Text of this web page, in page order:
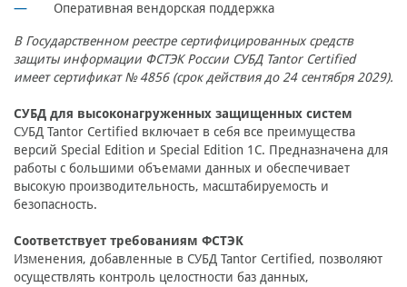
Оперативная вендорская поддержка
В Государственном реестре сертифицированных средств
защиты информации ФСТЭК России СУБД Tantor Certified
имеет сертификат № 4856 (срок действия до 24 сентября 2029).
СУБД для высоконагруженных защищенных систем
СУБД Tantor Certified включает в себя все преимущества
версий Special Edition и Special Edition 1С. Предназначена для
работы с большими объемами данных и обеспечивает
высокую производительность, масштабируемость и
безопасность.
Соответствует требованиям ФСТЭК
Изменения, добавленные в СУБД Tantor Certified, позволяют
осуществлять контроль целостности баз данных,